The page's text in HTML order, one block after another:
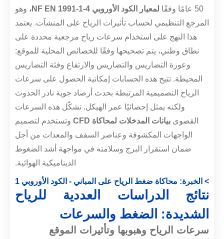
50 عامًا وفقًا
لمعيار الكود الأوروبي NF EN 1991-1-4،
وهو
المرجع التنظيمي لحساب تأثيرات الرياح على المنشآت. يعتمد
هذا النهج على استخدام سرعات رياح مرجعية محددة على
نطاق وطني، يتم تصحيحها وفقًا للخصائص المحلية للموقع:
وعورة التضاريس والتضاريس والارتفاع وفئة التضاريس
المحيطة. تتيح هذه الحسابات إمكانية الحصول على سرعات
الرياح التصميمية المرتبطة بحدث أرصاد جوية نادر الحدوث
ولكنه يمثل إحصائيًا عمر الهيكل. تشكّل هذه السرعات
القصوىبيانات المدخلات لمحاكاة CFD
وتستخدم لتصميم
الواجهات المكشوفة وعناصر السقف والمعدات من أجل
ضمان استقرار البرج وسلامته في مواجهة أشد الضغوط
الديناميكية الهوائية.
> الخبرة: محاكاة ضغط الرياح على المباني - الكود الأوروبي 1
نتائج الدراسات العددية للرياح
الشديدة: الضغط والسرعات
سرعات الرياح وهبوبها وتأثيرات الموقع